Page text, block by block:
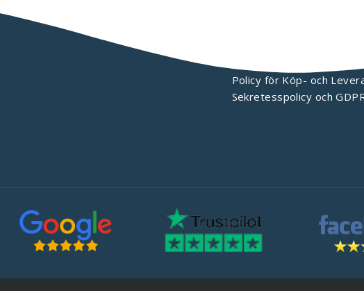
Policy för Köp- och
Sekretesspolicy och